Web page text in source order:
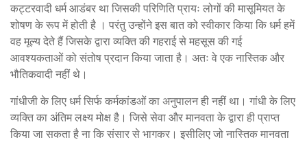
कट्टरवादी धर्म आडंबर था जिसकी परिणिति प्रायः लोगों की मासूमियत के
शोषण के रूप में होती है । परंतु उन्होंने इस बात को स्वीकार किया कि धर्म हमें
वह मूल्य देते हैं जिसके द्वारा व्यक्ति की गहराई से महसूस की गई
आवश्यकताओं को संतोष प्रदान किया जाता है। अतः वे एक नास्तिक और
भौतिकवादी नहीं थे।
गांधीजी के लिए धर्म सिर्फ कर्मकांडओं का अनुपालन ही नहीं था। गांधी के लिए
व्यक्ति का अंतिम लक्ष्य मोक्ष है। जिसे सेवा और मानवता के द्वारा ही प्राप्त
किया जा सकता है ना कि संसार से भागकर। इसीलिए जो नास्तिक मानवता